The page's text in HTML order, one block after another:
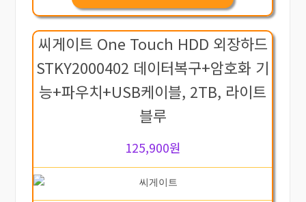
씨게이트 One Touch HDD 외장하드
STKY2000402 데이터복구+암호화 기
능+파우치+USB케이블, 2TB, 라이트
블루
125,900원